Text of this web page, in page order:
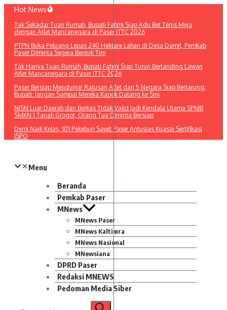
Lewati
konten
Hot News
Tak Sekadar Tuan Rumah, Bupati Fahmi Siap Adu Bet Tenis Meja
dengan Atlet Mancanegara di Paser ITTC 2026
PTPN Buka Peluang Lepas 240 Hektare Lahan di Desa Damit, Pemkab
Paser Diminta Segera Bentuk Tim
Tak Hanya Tuan Rumah, Bupati Fahmi Siap Turun Bertanding Lawan
Atlet Mancanegara di Paser ITTC 2026
Paser Bersiap Mendunia! Ratusan Atlet dari 5 Negara Siap Bertarung,
Bupati: Jangan Sampai Mereka Kapok Datang ke Sini
NISN Luar Daerah dan Berkas Tidak Valid Jadi Kendala Utama SPMB
SMKN 1 Tanah Grogot, Orang Tua Diminta Bersiap
Demi Naik Kelas, 101 Pekebun Sawit Paser Antusias Kuasai Sertifikasi
ISPO​
Menu
Beranda
Pemkab Paser
MNews
MNews Paser
MNews Kaltimra
MNews Nasional
MNewsiana
DPRD Paser
Redaksi MNEWS
Pedoman Media Siber